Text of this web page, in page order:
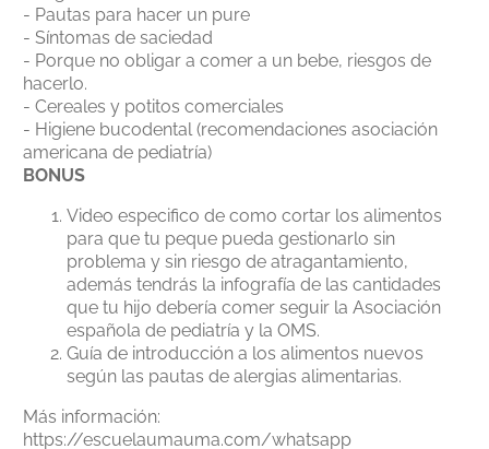
- Pautas para hacer un pure
- Síntomas de saciedad
- Porque no obligar a comer a un bebe, riesgos de
hacerlo.
- Cereales y potitos comerciales
- Higiene bucodental (recomendaciones asociación
americana de pediatría)
BONUS
Video especifico de como cortar los alimentos
para que tu peque pueda gestionarlo sin
problema y sin riesgo de atragantamiento,
además tendrás la infografía de las cantidades
que tu hijo debería comer seguir la Asociación
española de pediatría y la OMS.
Guía de introducción a los alimentos nuevos
según las pautas de alergias alimentarias.
Más información:
https://escuelaumauma.com/whatsapp